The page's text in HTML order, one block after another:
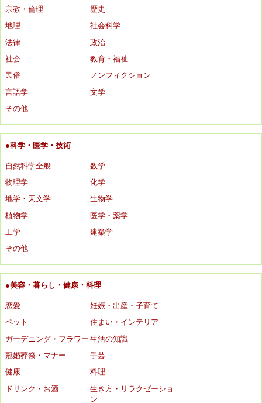
宗教・倫理
歴史
地理
社会科学
法律
政治
社会
教育・福祉
民俗
ノンフィクション
言語学
文学
その他
●科学・医学・技術
自然科学全般
数学
物理学
化学
地学・天文学
生物学
植物学
医学・薬学
工学
建築学
その他
●美容・暮らし・健康・料理
恋愛
妊娠・出産・子育て
ペット
住まい・インテリア
ガーデニング・フラワー 生活の知識
冠婚葬祭・マナー
手芸
健康
料理
ドリンク・お酒
生き方・リラクゼーショ
ン